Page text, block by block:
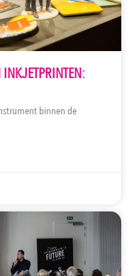
INKJETPRINTEN:
binnen de